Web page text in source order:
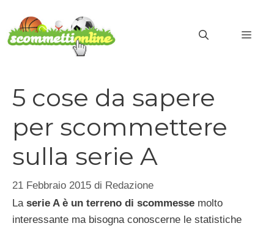
contenuto
5 cose da sapere
per scommettere
sulla serie A
21 Febbraio 2015 di Redazione
Laserie A è un terreno di scommesse molto
interessante ma bisogna conoscerne le statistiche